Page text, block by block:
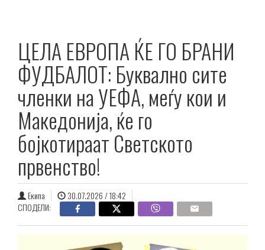
ЦЕЛА ЕВРОПА ЌЕ ГО БРАНИ
ФУДБАЛОТ: Буквално сите
членки на УЕФА, меѓу кои и
Македонија, ќе го
бојкотираат Светското
првенство!
Екипа
30.07.2026 / 18:42
СПОДЕЛИ: